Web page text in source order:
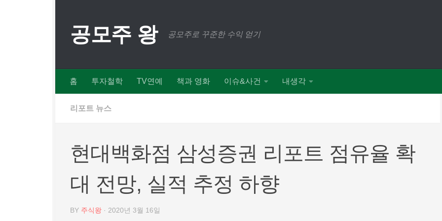
공모주 왕 공모주로 꾸준한 수익 얻기
홈 투자철학 TV연예 책과 영화 이슈&사건 내생각
리포트 뉴스
현대백화점 삼성증권 리포트 점유율 확
대 전망, 실적 추정 하향
BY 주식왕 · 2020년 3월 16일